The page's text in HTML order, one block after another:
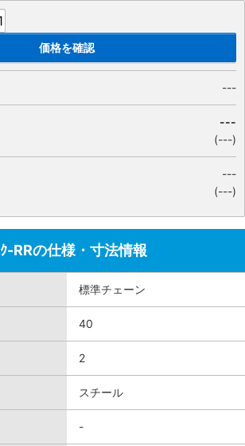
価格を確認
---
---
(---)
---
(---)
RRの仕様・寸法情報
標準チェーン
40
2
スチール
-